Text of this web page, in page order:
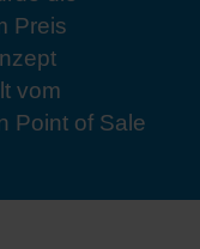
Preis
vom
Point of Sale